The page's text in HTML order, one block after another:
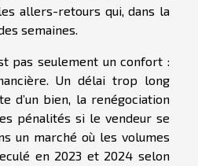
allers-retours qui, dans la
semaines.
pas seulement un confort :
Un délai trop long
d’un bien, la renégociation
pénalités si le vendeur se
un marché où les volumes
en 2023 et 2024 selon